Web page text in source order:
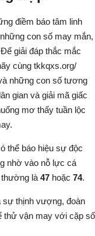
điềm báo tâm linh
con số may mắn,
giải đáp thắc mắc
cùng tkkqxs.org/
những con số tương
gian và giải mã giấc
mơ thấy tuần lộc
thể báo hiệu sự độc
nhờ vào nỗ lực cá
thường là 47 hoặc 74.
sự thịnh vượng, đoàn
thử vận may với cặp số